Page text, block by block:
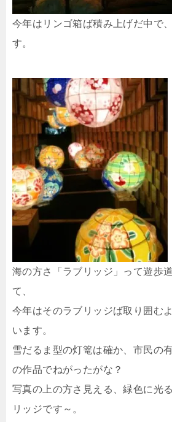
今年はリンゴ箱ば積み上げだ中で
す。
海の方さ「ラブリッジ」って遊歩
て、
今年はそのラブリッジば取り囲む
います。
雪だるま型の灯篭は確か、市民の
の作品でねがったがな？
写真の上の方さ見える、緑色に光
リッジです～。